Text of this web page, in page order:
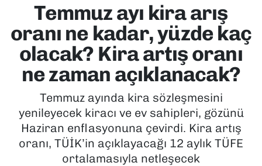
Temmuz ayı kira arış
oranı ne kadar, yüzde kaç
olacak? Kira artış oranı
ne zaman açıklanacak?
Temmuz ayında kira sözleşmesini
yenileyecek kiracı ve ev sahipleri, gözünü
Haziran enflasyonuna çevirdi. Kira artış
oranı, TÜİK’in açıklayacağı 12 aylık TÜFE
ortalamasıyla netleşecek
EKONOMİ
KÜLTÜR SANAT
MAGAZİN
POLİTİKA
SAĞLIK
Tüm Manşetler
Son Dakika Haberleri
Haber Arşivi